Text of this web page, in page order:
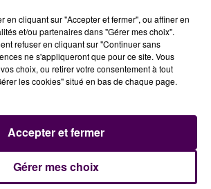
31 juillet 2026
Gagnez vos entrées à Terra Botanica !
en cliquant sur "Accepter et fermer", ou affiner en
et/ou partenaires dans "Gérer mes choix".
refuser en cliquant sur "Continuer sans
ne s'appliqueront que pour ce site. Vous
choix, ou retirer votre consentement à tout
les cookies" situé en bas de chaque page.
Gérer mes choix
Accepter et fermer